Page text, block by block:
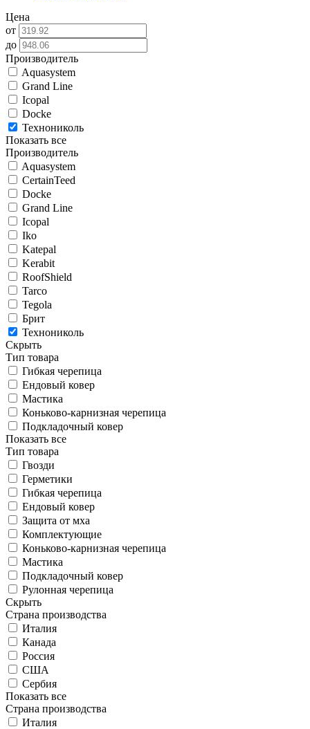
Цена
от
до
Производитель
Aquasystem
Grand Line
Icopal
Docke
Технониколь
Показать все
Производитель
Aquasystem
CertainTeed
Docke
Grand Line
Icopal
Iko
Katepal
Kerabit
RoofShield
Tarco
Tegola
Брит
Технониколь
Скрыть
Тип товара
Гибкая черепица
Ендовый ковер
Мастика
Коньково-карнизная черепица
Подкладочный ковер
Показать все
Тип товара
Гвозди
Герметики
Гибкая черепица
Ендовый ковер
Защита от мха
Комплектующие
Коньково-карнизная черепица
Мастика
Подкладочный ковер
Рулонная черепица
Скрыть
Страна производства
Италия
Канада
Россия
США
Сербия
Показать все
Страна производства
Италия